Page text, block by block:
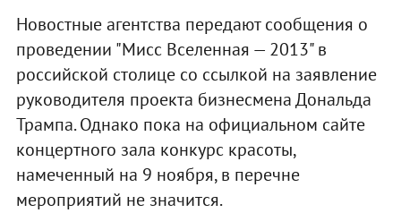
Новостные агентства передают сообщения о
проведении "Мисс Вселенная — 2013" в
российской столице со ссылкой на заявление
руководителя проекта бизнесмена Дональда
Трампа. Однако пока на официальном сайте
концертного зала конкурс красоты,
намеченный на 9 ноября, в перечне
мероприятий не значится.